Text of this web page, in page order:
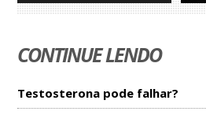
CONTINUE LENDO
Testosterona pode falhar?